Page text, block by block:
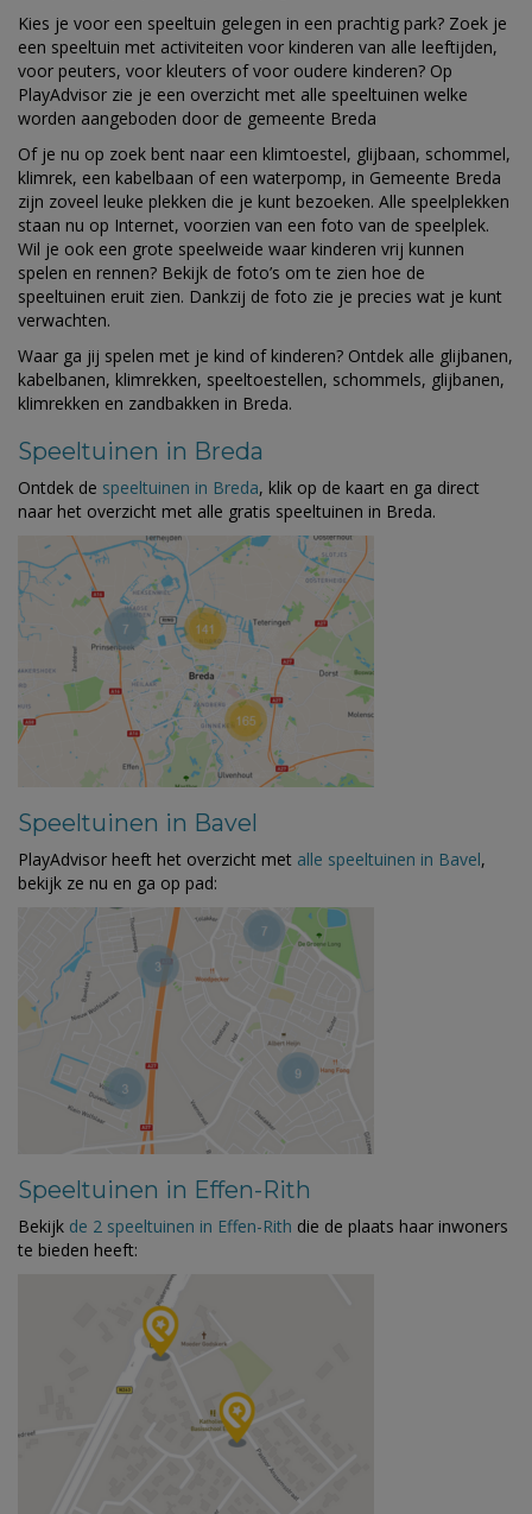
Kies je voor een speeltuin gelegen in een prachtig park? Zoek je
een speeltuin met activiteiten voor kinderen van alle leeftijden,
voor peuters, voor kleuters of voor oudere kinderen? Op
PlayAdvisor zie je een overzicht met alle speeltuinen welke
worden aangeboden door de gemeente Breda
Of je nu op zoek bent naar een klimtoestel, glijbaan, schommel,
klimrek, een kabelbaan of een waterpomp, in Gemeente Breda
zijn zoveel leuke plekken die je kunt bezoeken. Alle speelplekken
staan nu op Internet, voorzien van een foto van de speelplek.
Wil je ook een grote speelweide waar kinderen vrij kunnen
spelen en rennen? Bekijk de foto’s om te zien hoe de
speeltuinen eruit zien. Dankzij de foto zie je precies wat je kunt
verwachten.
Waar ga jij spelen met je kind of kinderen? Ontdek alle glijbanen,
kabelbanen, klimrekken, speeltoestellen, schommels, glijbanen,
klimrekken en zandbakken in Breda.
Speeltuinen in Breda
Ontdek de speeltuinen in Breda, klik op de kaart en ga direct
naar het overzicht met alle gratis speeltuinen in Breda.
Speeltuinen in Bavel
PlayAdvisor heeft het overzicht met alle speeltuinen in Bavel,
bekijk ze nu en ga op pad:
Speeltuinen in Effen-Rith
Bekijk de 2 speeltuinen in Effen-Rith die de plaats haar inwoners
te bieden heeft: